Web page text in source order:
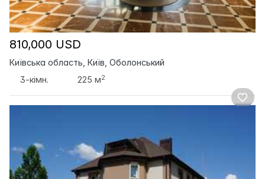
810,000 USD
Київська область, Київ, Оболонський
3-кімн.
225 м2